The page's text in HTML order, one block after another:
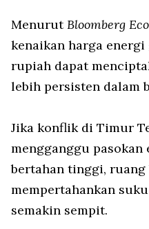
MenurutBloomberg
kenaikan harga
rupiah dapat
lebih persisten dalam
Jika konflik di Timur
mengganggu
bertahan tinggi,
mempertahankan
semakin sempit.